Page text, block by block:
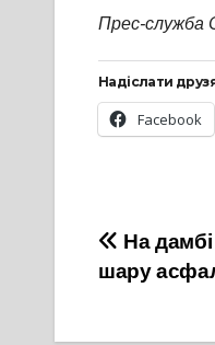
Прес-служба
Надіслати
Facebook
записів
На
шару